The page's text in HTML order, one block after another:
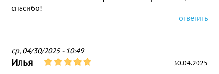
спасибо!
ответить
ср, 04/30/2025 - 10:49
Илья 30.04.2025